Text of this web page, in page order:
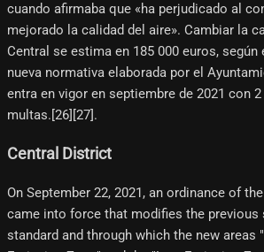
cuando afirmaba que «ha perjudicado al
mejorado la calidad del aire». Cambiar la
Central se estima en 185 000 euros, según
nueva normativa elaborada por el
entra en vigor en septiembre de 2021 con
multas.[26]​[27]​.
Central District
On September 22, 2021, an ordinance of
came into force that modifies the
standard and through which the new areas